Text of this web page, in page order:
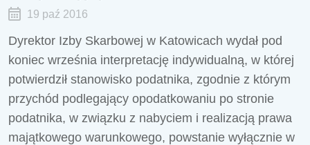
19 paź 2016
Dyrektor Izby Skarbowej w Katowicach wydał pod
koniec września interpretację indywidualną, w której
potwierdził stanowisko podatnika, zgodnie z którym
przychód podlegający opodatkowaniu po stronie
podatnika, w związku z nabyciem i realizacją prawa
majątkowego warunkowego, powstanie wyłącznie w